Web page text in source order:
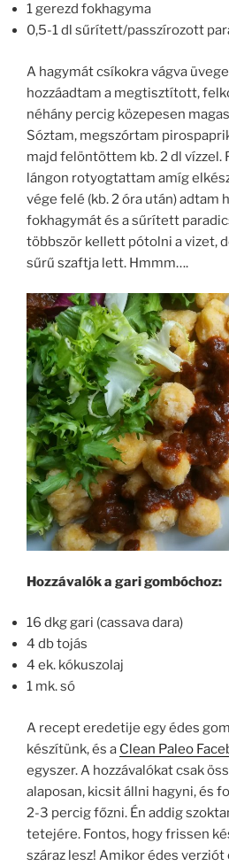
1 gerezd fokhagyma
0,5-1 dl sűrített/passzírozott
A hagymát csíkokra vágva
hozzáadtam a megtisztított,
néhány percig közepesen
Sóztam, megszórtam
majd felöntöttem kb. 2 dl vízzel.
lángon rotyogtattam amíg
vége felé (kb. 2 óra után) adtam
fokhagymát és a sűrített
többször kellett pótolni a vizet,
sűrű szaftja lett. Hmmm….
Hozzávalók a gari gombóchoz:
16 dkg gari (cassava dara)
4 db tojás
4 ek. kókuszolaj
1 mk. só
A recept eredetije egy édes
készítünk, és a Clean Paleo
egyszer. A hozzávalókat csak
alaposan, kicsit állni hagyni, és
2-3 percig főzni. Én addig
tetejére. Fontos, hogy frissen
száraz lesz! Amikor édes